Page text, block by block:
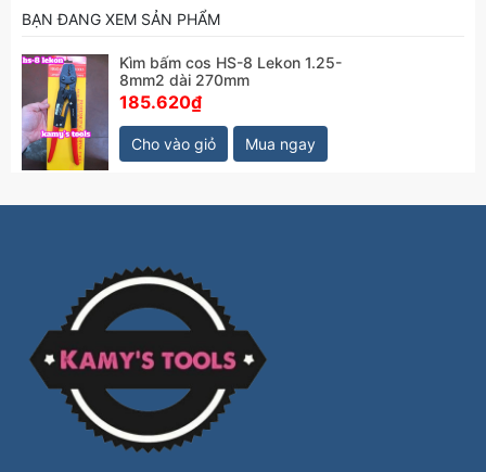
BẠN ĐANG XEM SẢN PHẨM
Kìm bấm cos HS-8 Lekon 1.25-
8mm2 dài 270mm
185.620₫
Cho vào giỏ Mua ngay